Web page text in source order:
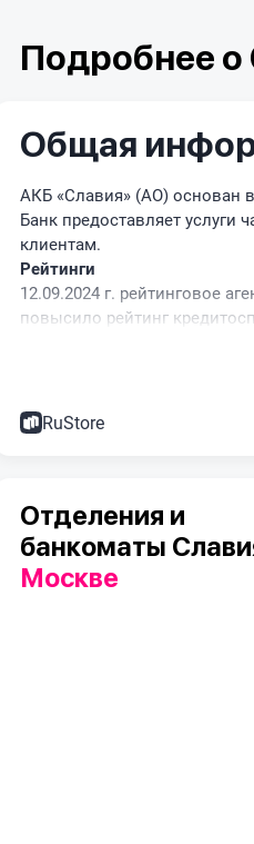
Подробнее о
Общая
АКБ «Славия» (АО) основан в
Банк предоставляет
клиентам.
Рейтинги
12.09.2024 г. рейтинговое
повысило рейтинг
RuStore
Отделения и
банкоматы
Москве